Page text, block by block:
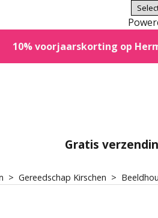
10% voorjaarskorting op
Gratis
> Gereedschap Kirschen >